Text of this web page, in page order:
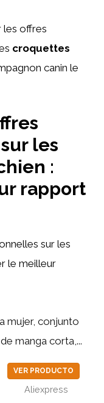
les offres
croquettes
canin le
les
:
rapport
sur les
le meilleur
mujer, conjunto
manga corta,...
VER PRODUCTO
Aliexpress